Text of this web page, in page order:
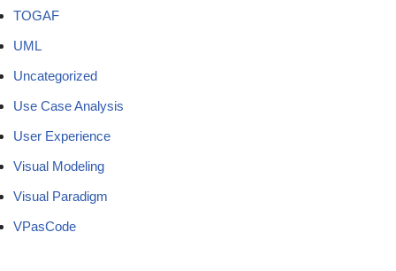
TOGAF
UML
Uncategorized
Use Case Analysis
User Experience
Visual Modeling
Visual Paradigm
VPasCode